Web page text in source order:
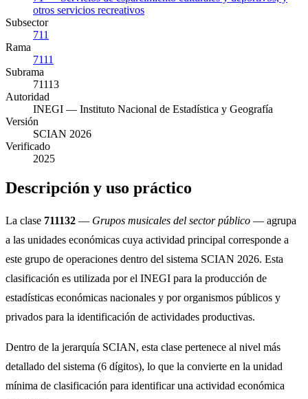
otros servicios recreativos
Subsector
711
Rama
7111
Subrama
71113
Autoridad
INEGI — Instituto Nacional de Estadística y Geografía
Versión
SCIAN 2026
Verificado
2025
Descripción y uso práctico
La clase 711132 — Grupos musicales del sector público — agrupa
a las unidades económicas cuya actividad principal corresponde a
este grupo de operaciones dentro del sistema SCIAN 2026. Esta
clasificación es utilizada por el INEGI para la producción de
estadísticas económicas nacionales y por organismos públicos y
privados para la identificación de actividades productivas.
Dentro de la jerarquía SCIAN, esta clase pertenece al nivel más
detallado del sistema (6 dígitos), lo que la convierte en la unidad
mínima de clasificación para identificar una actividad económica